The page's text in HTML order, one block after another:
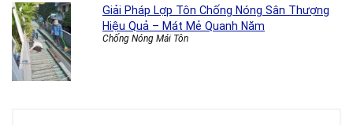
Giải Pháp Lợp Tôn Chống Nóng Sân Thượng
Hiệu Quả – Mát Mẻ Quanh Năm
Chống Nóng Mái Tôn